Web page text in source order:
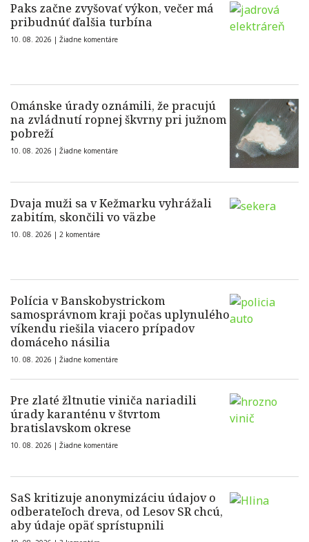
Paks začne zvyšovať výkon, večer má
pribudnúť ďalšia turbína
10. 08. 2026 | Žiadne komentáre
Ománske úrady oznámili, že pracujú
na zvládnutí ropnej škvrny pri južnom
pobreží
10. 08. 2026 | Žiadne komentáre
Dvaja muži sa v Kežmarku vyhrážali
zabitím, skončili vo väzbe
10. 08. 2026 | 2 komentáre
Polícia v Banskobystrickom
samosprávnom kraji počas uplynulého
víkendu riešila viacero prípadov
domáceho násilia
10. 08. 2026 | Žiadne komentáre
Pre zlaté žltnutie viniča nariadili
úrady karanténu v štvrtom
bratislavskom okrese
10. 08. 2026 | Žiadne komentáre
SaS kritizuje anonymizáciu údajov o
odberateľoch dreva, od Lesov SR chcú,
aby údaje opäť sprístupnili